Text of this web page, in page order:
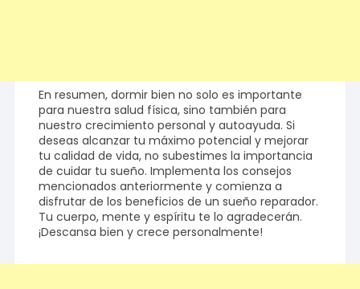
En resumen, dormir bien no solo es importante
para nuestra salud física, sino también para
nuestro crecimiento personal y autoayuda. Si
deseas alcanzar tu máximo potencial y mejorar
tu calidad de vida, no subestimes la importancia
de cuidar tu sueño. Implementa los consejos
mencionados anteriormente y comienza a
disfrutar de los beneficios de un sueño reparador.
Tu cuerpo, mente y espíritu te lo agradecerán.
¡Descansa bien y crece personalmente!